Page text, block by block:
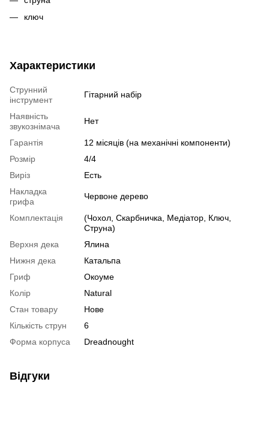
ключ
Характеристики
Струнний
інструмент
Гітарний набір
Наявність
звукознімача
Нет
Гарантія
12 місяців (на механічні компоненти)
Розмір
4/4
Виріз
Есть
Накладка
грифа
Червоне дерево
Комплектація
(Чохол, Скарбничка, Медіатор, Ключ,
Струна)
Верхня дека
Ялина
Нижня дека
Катальпа
Гриф
Окоуме
Колір
Natural
Стан товару
Нове
Кількість струн
6
Форма корпуса
Dreadnought
Відгуки